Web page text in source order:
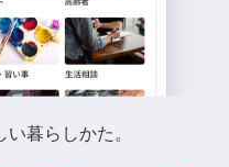
暮らしかた。